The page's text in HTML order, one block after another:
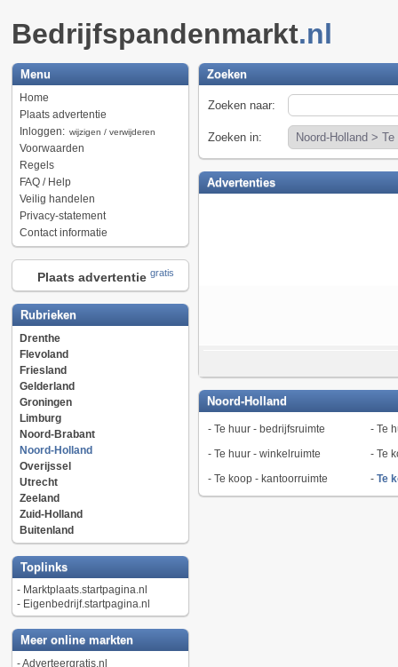
Bedrijfspandenmarkt.nl
Menu
Home
Plaats advertentie
Inloggen: wijzigen / verwijderen
Voorwaarden
Regels
FAQ / Help
Veilig handelen
Privacy-statement
Contact informatie
Plaats advertentie gratis
Rubrieken
Drenthe
Flevoland
Friesland
Gelderland
Groningen
Limburg
Noord-Brabant
Noord-Holland
Overijssel
Utrecht
Zeeland
Zuid-Holland
Buitenland
Toplinks
- Marktplaats.startpagina.nl
- Eigenbedrijf.startpagina.nl
Meer online markten
-Adverteergratis.nl
Zoeken
Zoeken naar:
Zoeken in:
Advertenties
Noord-Holland
- Te huur - bedrijfsruimte - Te
- Te huur - winkelruimte - Te
- Te koop - kantoorruimte - Te